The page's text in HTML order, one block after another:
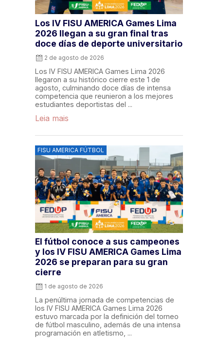
Los IV FISU AMERICA Games Lima
2026 llegan a su gran final tras
doce días de deporte universitario
2 de agosto de 2026
Los IV FISU AMERICA Games Lima 2026
llegaron a su histórico cierre este 1 de
agosto, culminando doce días de intensa
competencia que reunieron a los mejores
estudiantes deportistas del ...
Leia mais
FISU AMERICA FÚTBOL
El fútbol conoce a sus campeones
y los IV FISU AMERICA Games Lima
2026 se preparan para su gran
cierre
1 de agosto de 2026
La penúltima jornada de competencias de
los IV FISU AMERICA Games Lima 2026
estuvo marcada por la definición del torneo
de fútbol masculino, además de una intensa
programación en atletismo, ...